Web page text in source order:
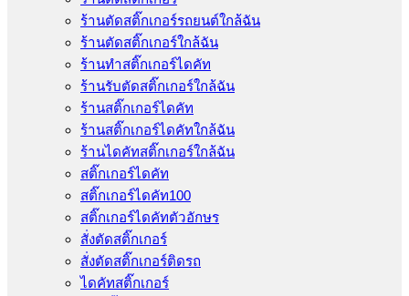
ร้านตัดสติ๊กเกอร์รถยนต์ใกล้ฉัน
ร้านตัดสติ๊กเกอร์ใกล้ฉัน
ร้านทําสติ๊กเกอร์ไดคัท
ร้านรับตัดสติ๊กเกอร์ใกล้ฉัน
ร้านสติ๊กเกอร์ไดคัท
ร้านสติ๊กเกอร์ไดคัทใกล้ฉัน
ร้านไดคัทสติ๊กเกอร์ใกล้ฉัน
สติ๊กเกอร์ไดคัท
สติ๊กเกอร์ไดคัท100
สติ๊กเกอร์ไดคัทตัวอักษร
สั่งตัดสติ๊กเกอร์
สั่งตัดสติ๊กเกอร์ติดรถ
ไดคัทสติ๊กเกอร์